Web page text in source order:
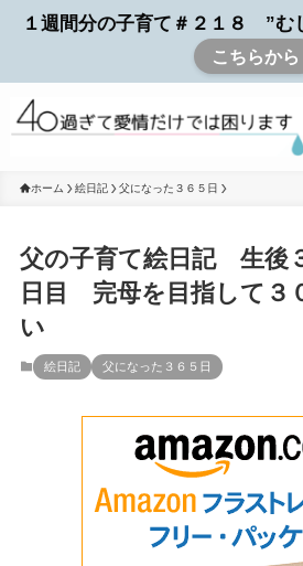
１週間分の子育て＃２１８ ”
こちらから
ホーム 絵日記 父になった３６５日
父の子育て絵日記 生後
日目 完母を目指して
い
絵日記 父になった３６５日